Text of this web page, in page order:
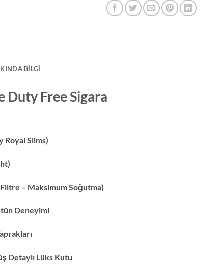
BILGI
Duty Free Sigara
Royal Slims)
– Maksimum Soğutma)
Deneyimi
Detaylı Lüks Kutu